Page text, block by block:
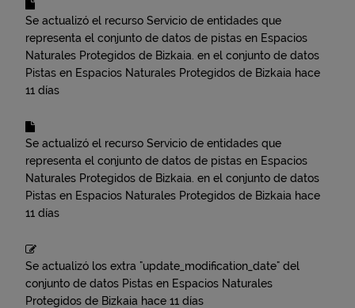
Se actualizó el recurso Servicio de entidades que
representa el conjunto de datos de pistas en Espacios
Naturales Protegidos de Bizkaia. en el conjunto de datos
Pistas en Espacios Naturales Protegidos de Bizkaia hace
11 días
Se actualizó el recurso Servicio de entidades que
representa el conjunto de datos de pistas en Espacios
Naturales Protegidos de Bizkaia. en el conjunto de datos
Pistas en Espacios Naturales Protegidos de Bizkaia hace
11 días
Se actualizó los extra "update_modification_date" del
conjunto de datos Pistas en Espacios Naturales
Protegidos de Bizkaia hace 11 días